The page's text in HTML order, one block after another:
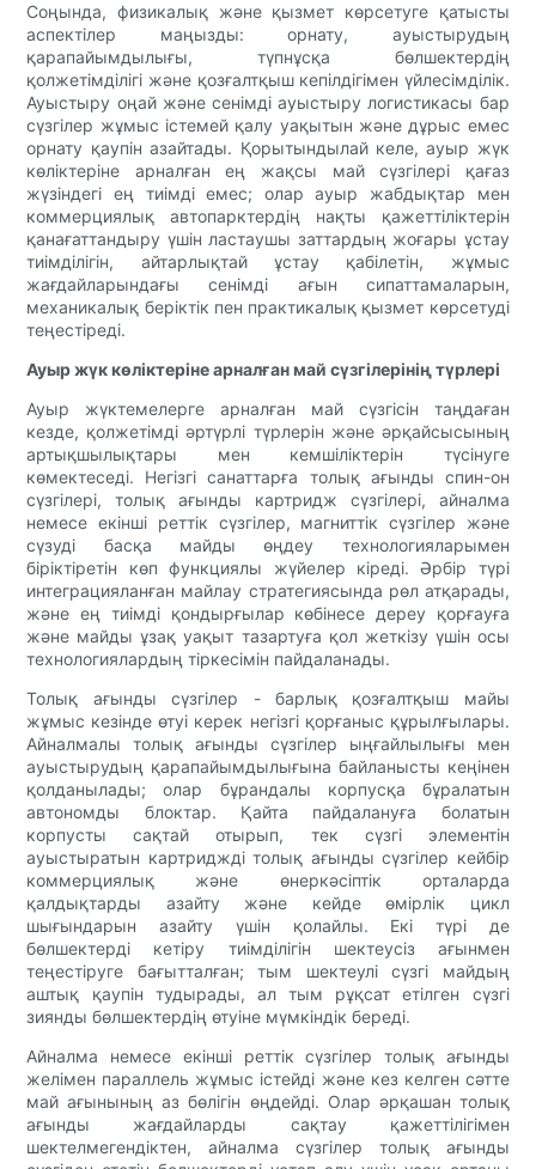
Соңында, физикалық және қызмет көрсетуге қатысты
аспектілер маңызды: орнату, ауыстырудың
қарапайымдылығы, түпнұсқа бөлшектердің
қолжетімділігі және қозғалтқыш кепілдігімен үйлесімділік.
Ауыстыру оңай және сенімді ауыстыру логистикасы бар
сүзгілер жұмыс істемей қалу уақытын және дұрыс емес
орнату қаупін азайтады. Қорытындылай келе, ауыр жүк
көліктеріне арналған ең жақсы май сүзгілері қағаз
жүзіндегі ең тиімді емес; олар ауыр жабдықтар мен
коммерциялық автопарктердің нақты қажеттіліктерін
қанағаттандыру үшін ластаушы заттардың жоғары ұстау
тиімділігін, айтарлықтай ұстау қабілетін, жұмыс
жағдайларындағы сенімді ағын сипаттамаларын,
механикалық беріктік пен практикалық қызмет көрсетуді
теңестіреді.
Ауыр жүк көліктеріне арналған май сүзгілерінің түрлері
Ауыр жүктемелерге арналған май сүзгісін таңдаған
кезде, қолжетімді әртүрлі түрлерін және әрқайсысының
артықшылықтары мен кемшіліктерін түсінуге
көмектеседі. Негізгі санаттарға толық ағынды спин-он
сүзгілері, толық ағынды картридж сүзгілері, айналма
немесе екінші реттік сүзгілер, магниттік сүзгілер және
сүзуді басқа майды өңдеу технологияларымен
біріктіретін көп функциялы жүйелер кіреді. Әрбір түрі
интеграцияланған майлау стратегиясында рөл атқарады,
және ең тиімді қондырғылар көбінесе дереу қорғауға
және майды ұзақ уақыт тазартуға қол жеткізу үшін осы
технологиялардың тіркесімін пайдаланады.
Толық ағынды сүзгілер - барлық қозғалтқыш майы
жұмыс кезінде өтуі керек негізгі қорғаныс құрылғылары.
Айналмалы толық ағынды сүзгілер ыңғайлылығы мен
ауыстырудың қарапайымдылығына байланысты кеңінен
қолданылады; олар бұрандалы корпусқа бұралатын
автономды блоктар. Қайта пайдалануға болатын
корпусты сақтай отырып, тек сүзгі элементін
ауыстыратын картриджді толық ағынды сүзгілер кейбір
коммерциялық және өнеркәсіптік орталарда
қалдықтарды азайту және кейде өмірлік цикл
шығындарын азайту үшін қолайлы. Екі түрі де
бөлшектерді кетіру тиімділігін шектеусіз ағынмен
теңестіруге бағытталған; тым шектеулі сүзгі майдың
аштық қаупін тудырады, ал тым рұқсат етілген сүзгі
зиянды бөлшектердің өтуіне мүмкіндік береді.
Айналма немесе екінші реттік сүзгілер толық ағынды
желімен параллель жұмыс істейді және кез келген сәтте
май ағынының аз бөлігін өңдейді. Олар әрқашан толық
ағынды жағдайларды сақтау қажеттілігімен
шектелмегендіктен, айналма сүзгілер толық ағынды